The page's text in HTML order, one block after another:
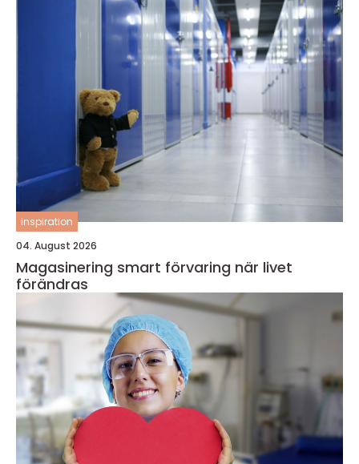
inspiration
04. August 2026
Magasinering smart förvaring när livet
förändras